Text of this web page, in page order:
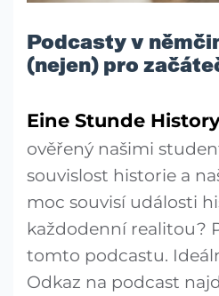
Podcasty v
(nejen) pro
Eine Stunde
ověřený našimi
souvislost historie a
moc souvisí události
každodenní realitou?
tomto podcastu.
Odkaz na podcast